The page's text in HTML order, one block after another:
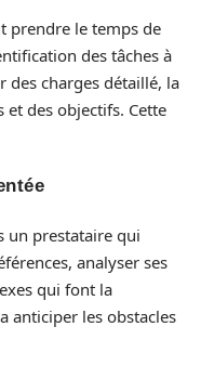
prendre le temps de
des tâches à
des charges détaillé, la
des objectifs. Cette
un prestataire qui
analyser ses
qui font la
anticiper les obstacles